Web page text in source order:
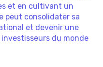
et en cultivant un
peut consolidater sa
et devenir une
du monde